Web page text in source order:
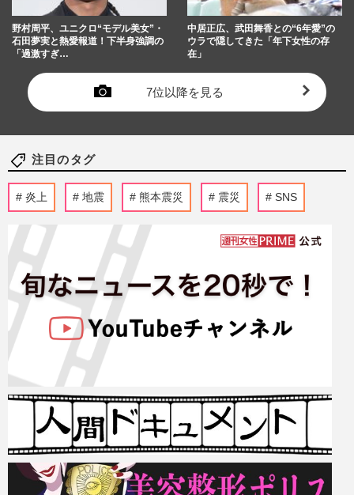
野村周平、ユニクロ“モデル美女”・
石田夢実と熱愛報道！下半身強調の
「過激すぎ…
中居正広、武田舞香との“6年愛”の
ウラで隠してきた「年下女性の存
在」
7位以降を見る
注目のタグ
炎上 地震 熊本震災 震災 SNS